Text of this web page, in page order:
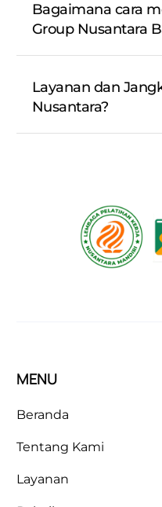
Bagaimana cara
Group Nusantara
Layanan dan
Nusantara?
MENU
Beranda
Tentang Kami
Layanan